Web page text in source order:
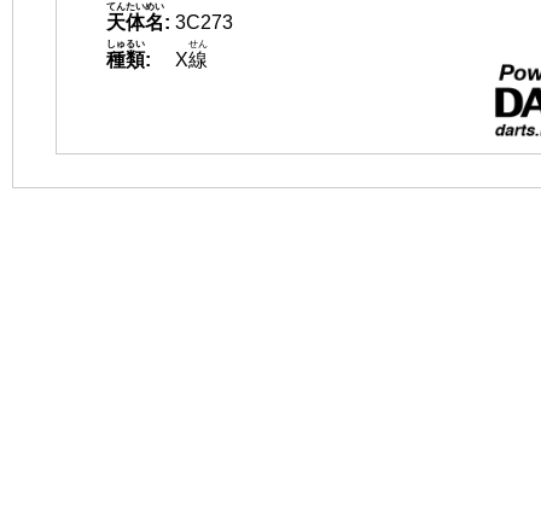
天体名
てんたいめい
: 3C273
種類
しゅるい
: X線
せん